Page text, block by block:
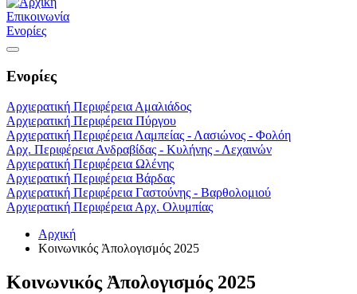
Επικοινωνία
Ενορίες
Ενορίες
Αρχιερατική Περιφέρεια Αμαλιάδος
Αρχιερατική Περιφέρεια Πύργου
Αρχιερατική Περιφέρεια Λαμπείας - Λασιώνος - Φολόη
Αρχ. Περιφέρεια Ανδραβίδας - Κυλήνης - Λεχαινών
Αρχιερατική Περιφέρεια Ωλένης
Αρχιερατική Περιφέρεια Βάρδας
Αρχιερατική Περιφέρεια Γαστούνης - Βαρθολομιού
Αρχιερατική Περιφέρεια Αρχ. Ολυμπίας
Αρχική
Κοινωνικός Ἀπολογισμός 2025
Κοινωνικός Ἀπολογισμός 2025